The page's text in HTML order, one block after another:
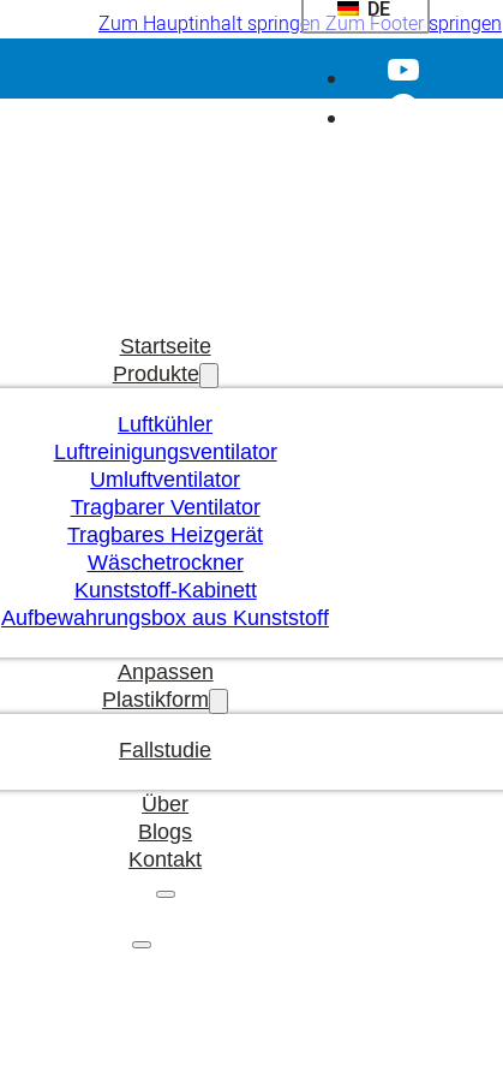
Zum Hauptinhalt springenZum Footer springen
DE
Startseite
Produkte
Luftkühler
Luftreinigungsventilator
Umluftventilator
Tragbarer Ventilator
Tragbares Heizgerät
Wäschetrockner
Kunststoff-Kabinett
Aufbewahrungsbox aus Kunststoff
Anpassen
Plastikform
Fallstudie
Über
Blogs
Kontakt